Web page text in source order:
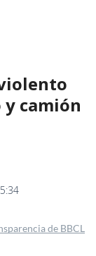
camión
de BBCL